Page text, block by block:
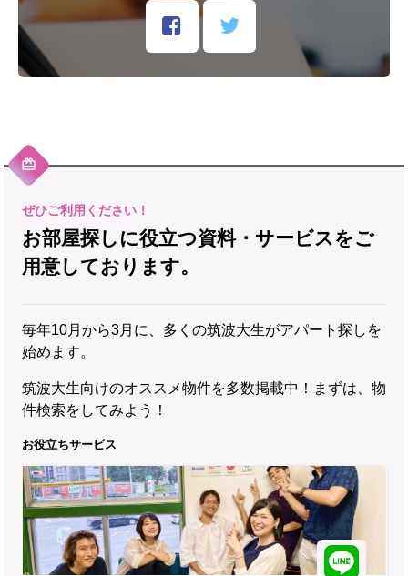
お部屋探しに役立つ資料・サービスをご
用意しております。
毎年10月から3月に、多くの筑波大生がアパート探しを
始めます。
筑波大生向けのオススメ物件を多数掲載中！まずは、物
件検索をしてみよう！
お役立ちサービス